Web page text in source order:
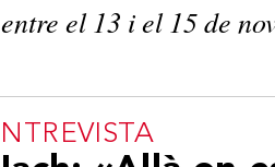
el 13 i el 15 de